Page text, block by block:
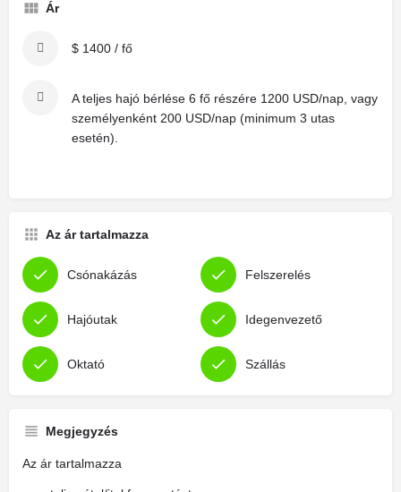
Ár
$ 1400 / fő
A teljes hajó bérlése 6 fő részére 1200 USD/nap, vagy
személyenként 200 USD/nap (minimum 3 utas
esetén).
Az ár tartalmazza
Csónakázás Felszerelés
Hajóutak Idegenvezető
Oktató Szállás
Megjegyzés
Az ár tartalmazza